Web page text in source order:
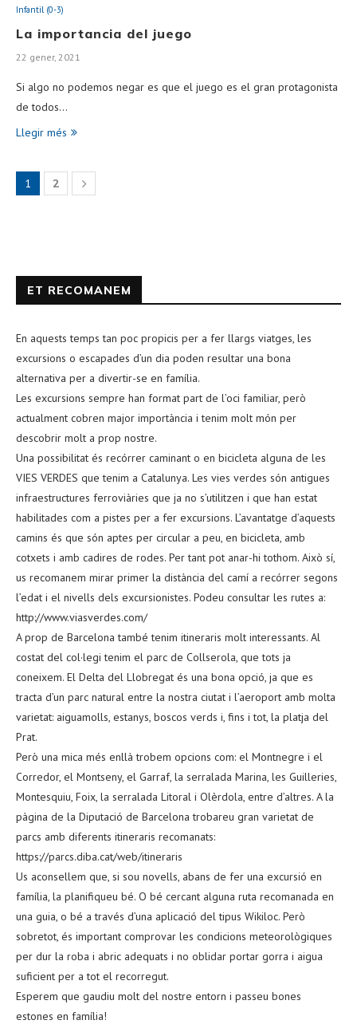
Infantil (0-3)
La importancia del juego
22 gener, 2021
Si algo no podemos negar es que el juego es el gran protagonista
de todos…
Llegir més
1 2
ET RECOMANEM
En aquests temps tan poc propicis per a fer llargs viatges, les
excursions o escapades d’un dia poden resultar una bona
alternativa per a divertir-se en família.
Les excursions sempre han format part de l’oci familiar, però
actualment cobren major importància i tenim molt món per
descobrir molt a prop nostre.
Una possibilitat és recórrer caminant o en bicicleta alguna de les
VIES VERDES que tenim a Catalunya. Les vies verdes són antigues
infraestructures ferroviàries que ja no s’utilitzen i que han estat
habilitades com a pistes per a fer excursions. L’avantatge d’aquests
camins és que són aptes per circular a peu, en bicicleta, amb
cotxets i amb cadires de rodes. Per tant pot anar-hi tothom. Això sí,
us recomanem mirar primer la distància del camí a recórrer segons
l’edat i el nivells dels excursionistes. Podeu consultar les rutes a:
http://www.viasverdes.com/
A prop de Barcelona també tenim itineraris molt interessants. Al
costat del col·legi tenim el parc de Collserola, que tots ja
coneixem. El Delta del Llobregat és una bona opció, ja que es
tracta d’un parc natural entre la nostra ciutat i l’aeroport amb molta
varietat: aiguamolls, estanys, boscos verds i, fins i tot, la platja del
Prat.
Però una mica més enllà trobem opcions com: el Montnegre i el
Corredor, el Montseny, el Garraf, la serralada Marina, les Guilleries,
Montesquiu, Foix, la serralada Litoral i Olèrdola, entre d’altres. A la
pàgina de la Diputació de Barcelona trobareu gran varietat de
parcs amb diferents itineraris recomanats:
https://parcs.diba.cat/web/itineraris
Us aconsellem que, si sou novells, abans de fer una excursió en
família, la planifiqueu bé. O bé cercant alguna ruta recomanada en
una guia, o bé a través d’una aplicació del tipus Wikiloc. Però
sobretot, és important comprovar les condicions meteorològiques
per dur la roba i abric adequats i no oblidar portar gorra i aigua
suficient per a tot el recorregut.
Esperem que gaudiu molt del nostre entorn i passeu bones
estones en família!